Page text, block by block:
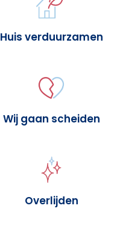
Huis verduurzamen
Wij gaan scheiden
Overlijden